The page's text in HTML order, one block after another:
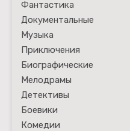
Фантастика
Документальные
Музыка
Приключения
Биографические
Мелодрамы
Детективы
Боевики
Комедии